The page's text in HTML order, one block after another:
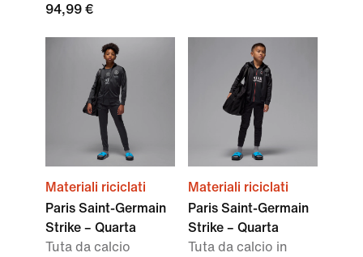
94,99 €
Materiali riciclati
Paris Saint-Germain
Strike – Quarta
Tuta da calcio
Materiali riciclati
Paris Saint-Germain
Strike – Quarta
Tuta da calcio in